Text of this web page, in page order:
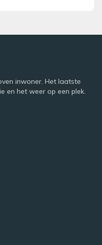
inwoner. Het laatste
en het weer op een plek.